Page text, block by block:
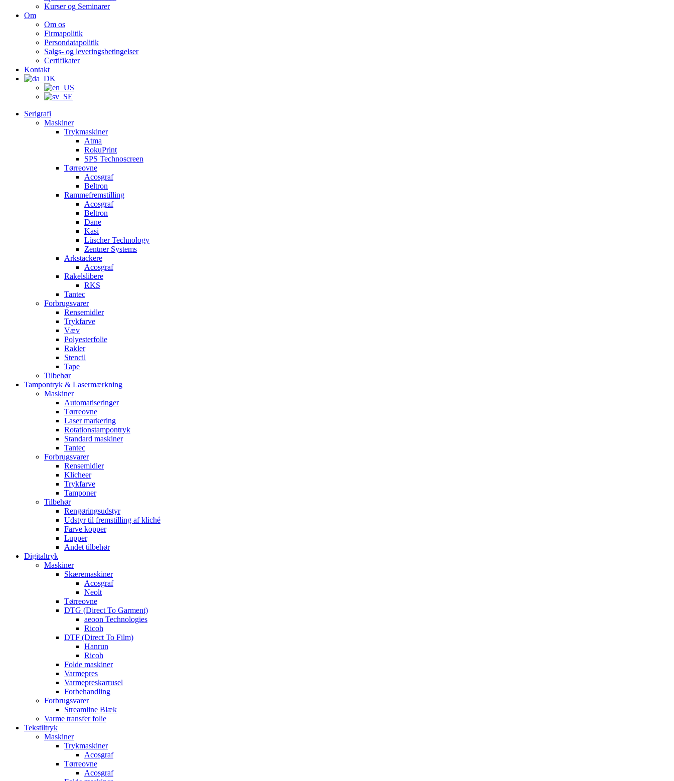
Kurser og Seminarer
Om
Om os
Firmapolitik
Persondatapolitik
Salgs- og leveringsbetingelser
Certifikater
Kontakt
Serigrafi
Maskiner
Trykmaskiner
Atma
RokuPrint
SPS Technoscreen
Tørreovne
Acosgraf
Beltron
Rammefremstilling
Acosgraf
Beltron
Dane
Kasi
Lüscher Technology
Zentner Systems
Arkstackere
Acosgraf
Rakelslibere
RKS
Tantec
Forbrugsvarer
Rensemidler
Trykfarve
Væv
Polyesterfolie
Rakler
Stencil
Tape
Tilbehør
Tampontryk & Lasermærkning
Maskiner
Automatiseringer
Tørreovne
Laser markering
Rotationstampontryk
Standard maskiner
Tantec
Forbrugsvarer
Rensemidler
Klicheer
Trykfarve
Tamponer
Tilbehør
Rengøringsudstyr
Udstyr til fremstilling af kliché
Farve kopper
Lupper
Andet tilbehør
Digitaltryk
Maskiner
Skæremaskiner
Acosgraf
Neolt
Tørreovne
DTG (Direct To Garment)
aeoon Technologies
Ricoh
DTF (Direct To Film)
Hanrun
Ricoh
Folde maskiner
Varmepres
Varmepreskarrusel
Forbehandling
Forbrugsvarer
Streamline Blæk
Varme transfer folie
Tekstiltryk
Maskiner
Trykmaskiner
Acosgraf
Tørreovne
Acosgraf